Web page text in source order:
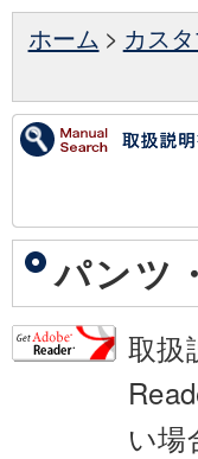
ホーム > カス
パンツ
取扱
い場